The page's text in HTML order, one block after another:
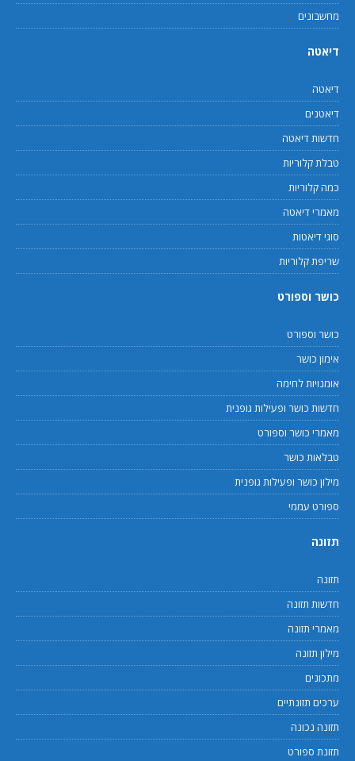
מחשבונים
דיאטה
דיאטה
דיאטנים
חדשות דיאטה
טבלת קלוריות
כמה קלוריות
מאמרי דיאטה
סוגי דיאטות
שריפת קלוריות
כושר וספורט
כושר וספורט
אימון כושר
אומנויות לחימה
חדשות כושר ופעילות גופנית
מאמרי כושר וספורט
טבלאות כושר
מילון כושר ופעילות גופנית
ספורט עממי
תזונה
תזונה
חדשות תזונה
מאמרי תזונה
מילון תזונה
מתכונים
ערכים תזונתיים
תזונה נכונה
תזונת ספורט